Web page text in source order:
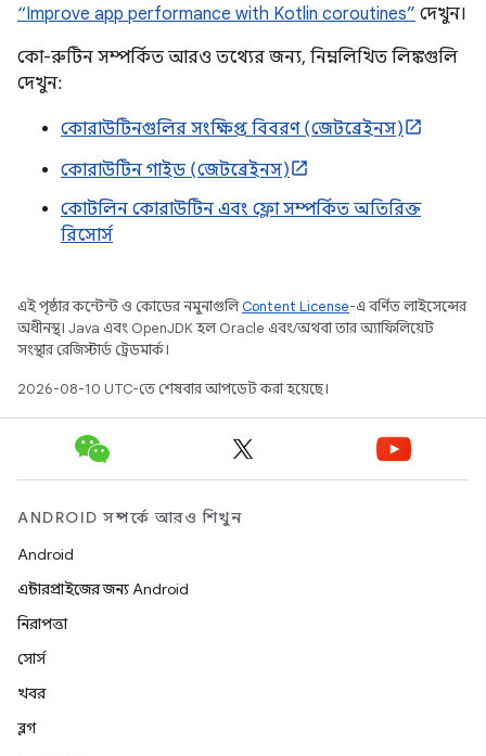
“Improve app performance with Kotlin coroutines” দেখুন।
কো-রুটিন সম্পর্কিত আরও তথ্যের জন্য, নিম্নলিখিত লিঙ্কগুলি
দেখুন:
কোরাউটিনগুলির সংক্ষিপ্ত বিবরণ (জেটব্রেইনস)
কোরাউটিন গাইড (জেটব্রেইনস)
কোটলিন কোরাউটিন এবং ফ্লো সম্পর্কিত অতিরিক্ত
রিসোর্স
এই পৃষ্ঠার কন্টেন্ট ও কোডের নমুনাগুলিContent License-এ বর্ণিত লাইসেন্সের
অধীনস্থ। Java এবং OpenJDK হল Oracle এবং/অথবা তার অ্যাফিলিয়েট
সংস্থার রেজিস্টার্ড ট্রেডমার্ক।
2026-08-10 UTC-তে শেষবার আপডেট করা হয়েছে।
ANDROID সম্পর্কে আরও শিখুন
Android
এন্টারপ্রাইজের জন্য Android
নিরাপত্তা
সোর্স
খবর
ব্লগ